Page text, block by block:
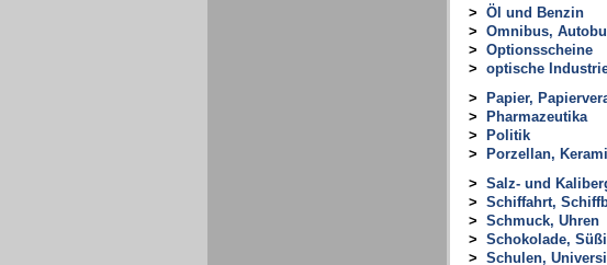
> Öl und Benzin
> Omnibus,
> Optionsscheine
> optische
>
Papier,
>
Pharmazeutika
>
Politik
>
Porzellan,
> Salz- und
> Schiffahrt,
> Schmuck, Uhren
> Schokolade,
> Schulen,